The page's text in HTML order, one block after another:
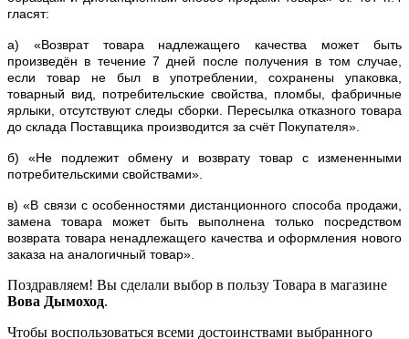
гласят:
а) «Возврат товара надлежащего качества может быть
произведён в течение 7 дней после получения в том случае,
если товар не был в употреблении, сохранены упаковка,
товарный вид, потребительские свойства, пломбы, фабричные
ярлыки, отсутствуют следы сборки. Пересылка отказного товара
до склада Поставщика производится за счёт Покупателя».
б) «Не подлежит обмену и возврату товар с измененными
потребительскими свойствами».
в) «В связи с особенностями дистанционного способа продажи,
замена товара может быть выполнена только посредством
возврата товара ненадлежащего качества и оформления нового
заказа на аналогичный товар».
Поздравляем! Вы сделали выбор в пользу Товара в магазине
Вова Дымоход.
Чтобы воспользоваться всеми достоинствами выбранного